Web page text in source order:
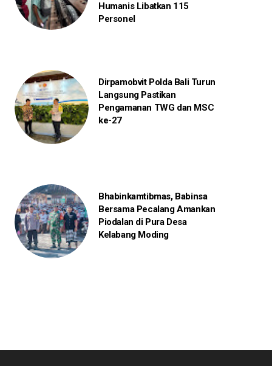
Humanis Libatkan 115
Personel
Dirpamobvit Polda Bali Turun
Langsung Pastikan
Pengamanan TWG dan MSC
ke-27
Bhabinkamtibmas, Babinsa
Bersama Pecalang Amankan
Piodalan di Pura Desa
Kelabang Moding